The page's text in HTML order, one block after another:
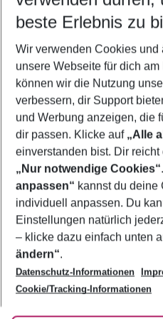
5-8
2 Erwachsene Keine
Mehr Filter
Footer
Footer navigation
Über uns
AGB
Bestpreisgarantie
Cookie-Einstellungen ändern
Cookie-Richtlinie
Agenturbetreuung
Barrierefreies Reisen
Folge uns
beste Erlebnis zu
Wir verwenden Cookies
unsere Webseite für dich
können wir die Nutzung
verbessern, dir Support
und Werbung anzeigen, die
dir passen. Klicke auf „Alle
einverstanden bist. Dir
„Nur notwendige Cookies“
anpassen“ kannst du deine
individuell anpassen. Du
Einstellungen natürlich
– klicke dazu einfach unten
ändern“.
Datenschutz-Informationen
Cookie/Tracking-Informationen